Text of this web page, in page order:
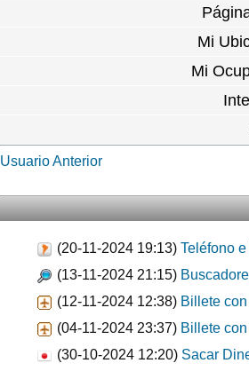
Mi
Mi
Usuario Anterior
(20-11-2024 19:13) Teléfono
(13-11-2024 21:15)
(12-11-2024 12:38) Billete
(04-11-2024 23:37) Billete
(30-10-2024 12:20) Sacar